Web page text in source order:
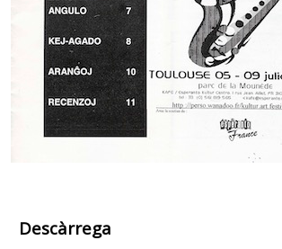
Descàrrega